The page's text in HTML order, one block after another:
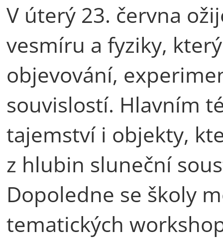
V úterý 23. června
vesmíru a fyziky,
objevování,
souvislostí. Hlavním
tajemství i objekty,
z hlubin sluneční
Dopoledne se školy
tematických